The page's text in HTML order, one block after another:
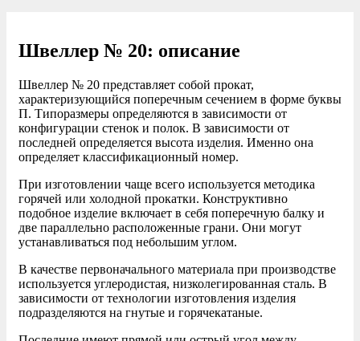
Швеллер № 20: описание
Швеллер № 20 представляет собой прокат,
характеризующийся поперечным сечением в форме буквы
П. Типоразмеры определяются в зависимости от
конфигурации стенок и полок. В зависимости от
последней определяется высота изделия. Именно она
определяет классификационный номер.
При изготовлении чаще всего используется методика
горячей или холодной прокатки. Конструктивно
подобное изделие включает в себя поперечную балку и
две параллельно расположенные грани. Они могут
устанавливаться под небольшим углом.
В качестве первоначального материала при производстве
используется углеродистая, низколегированная сталь. В
зависимости от технологии изготовления изделия
подразделяются на гнутые и горячекатаные.